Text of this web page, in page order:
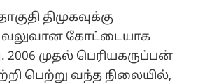
திமுகவுக்கு
கோட்டையாக
2006 முதல் பெரியகருப்பன்
பெற்று வந்த நிலையில்,